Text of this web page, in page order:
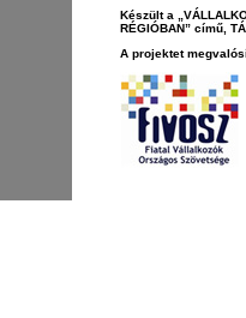
Készült a
RÉGIÓBAN” című,
A projektet